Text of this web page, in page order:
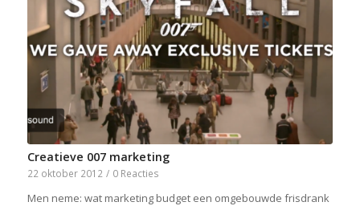
Creatieve 007 marketing
22 oktober 2012 / 0 Reacties
Men neme: wat marketing budget een omgebouwde frisdrank